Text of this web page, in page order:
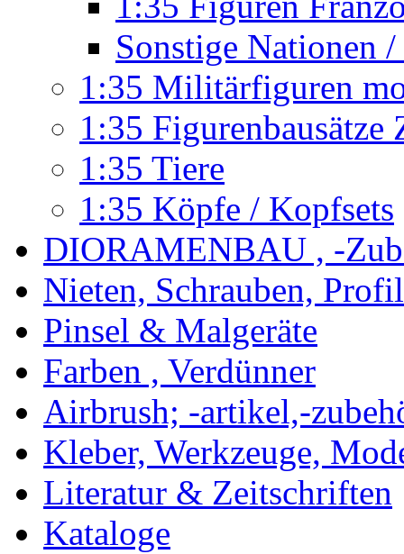
Sonstige Nationen
1:35 Militärfiguren
1:35
1:35 Tiere
1:35 Köpfe / Kopfsets
DIORAMENBAU , -
Nieten, Schrauben,
Pinsel & Malgeräte
Farben , Verdünner
Airbrush; -artikel,-
Kleber, Werkzeuge,
Literatur & Zeitschriften
Kataloge